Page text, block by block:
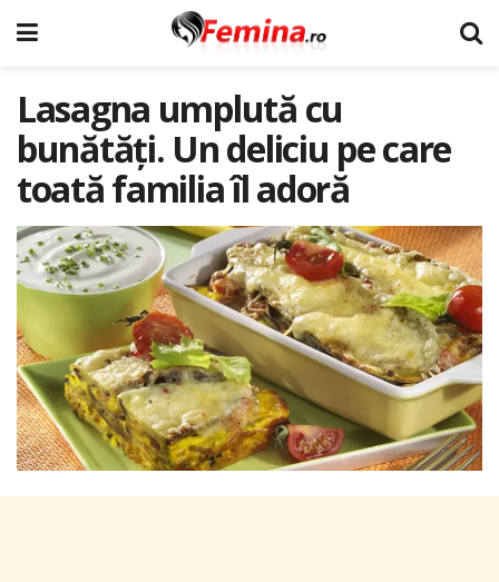
Lasagna umplută cu
bunătăți. Un deliciu pe care
toată familia îl adoră